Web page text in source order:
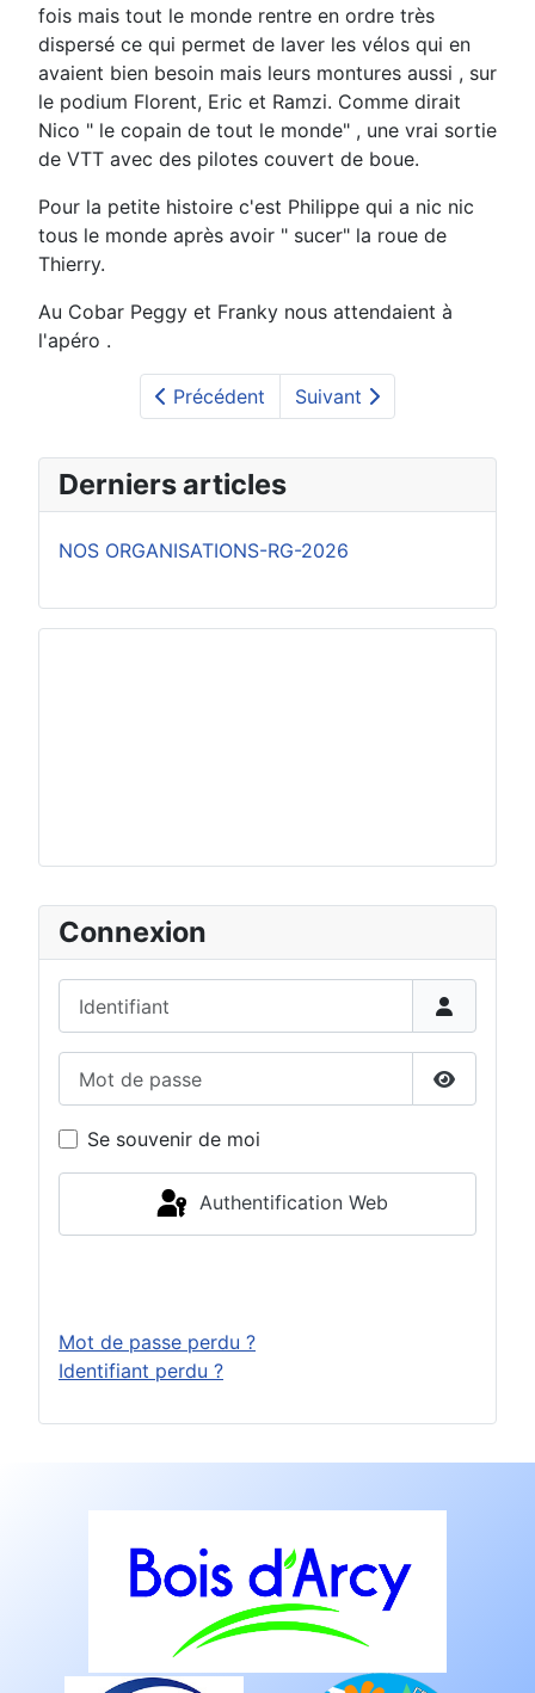
Connexion
Afficher
Se souvenir de moi
Authentification Web
Mot de passe perdu ?
Identifiant perdu ?
fois mais tout le monde rentre en ordre très
dispersé ce qui permet de laver les vélos qui en
avaient bien besoin mais leurs montures aussi , sur
le podium Florent, Eric et Ramzi. Comme dirait
Nico " le copain de tout le monde" , une vrai sortie
de VTT avec des pilotes couvert de boue.
Pour la petite histoire c'est Philippe qui a nic nic
tous le monde après avoir " sucer" la roue de
Thierry.
Au Cobar Peggy et Franky nous attendaient à
l'apéro .
Précédent Suivant
Derniers articles
NOS ORGANISATIONS-RG-2026